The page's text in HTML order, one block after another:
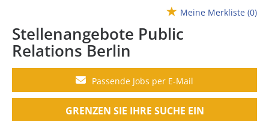
Meine Merkliste (0)
Stellenangebote Public
Relations Berlin
Passende Jobs per E-Mail
GRENZEN SIE IHRE SUCHE EIN